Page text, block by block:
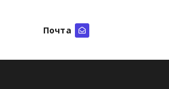
Почта